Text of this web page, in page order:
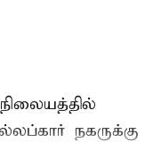
நகருக்கு